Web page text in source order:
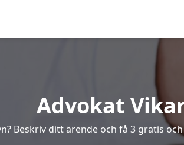
Advokat
Beskriv ditt ärende och få 3 gratis